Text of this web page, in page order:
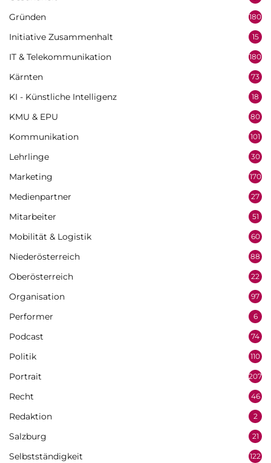
Gründen 180
Initiative Zusammenhalt 15
IT & Telekommunikation 180
Kärnten 73
KI - Künstliche Intelligenz 18
KMU & EPU 80
Kommunikation 101
Lehrlinge 30
Marketing 170
Medienpartner 27
Mitarbeiter 51
Mobilität & Logistik 60
Niederösterreich 88
Oberösterreich 22
Organisation 97
Performer 6
Podcast 74
Politik 110
Portrait 207
Recht 46
Redaktion 2
Salzburg 21
Selbstständigkeit 122